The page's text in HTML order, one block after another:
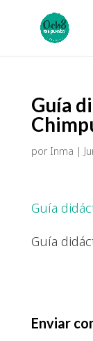
Guía
por Inma |
Guía
Guía
Enviar